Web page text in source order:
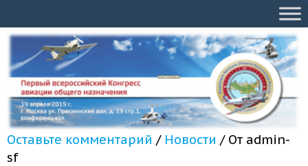
Оставьте комментарий / Новости / От admin-
sf